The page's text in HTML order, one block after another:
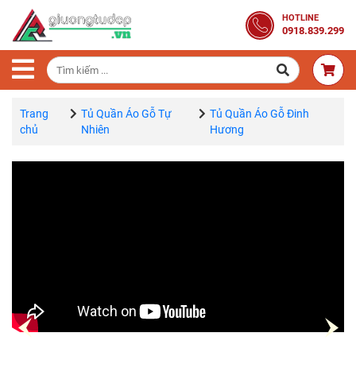
HOTLINE
0918.839.299
Trang
Chủ
Combo
Phòng
Ngủ
Bàn
Trang
chủ
Tủ Quần Áo Gỗ Tự
Nhiên
Tủ Quần Áo Gỗ Đinh
Hương